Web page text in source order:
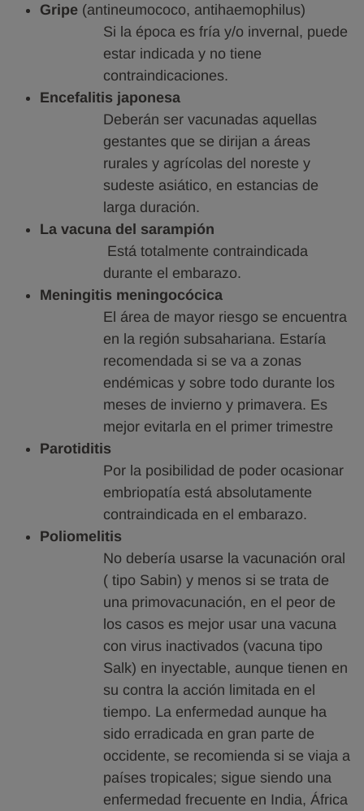
Gripe(antineumococo, antihaemophilus)
Si la época es fría y/o invernal, puede
estar indicada y no tiene
contraindicaciones.
Encefalitis japonesa
Deberán ser vacunadas aquellas
gestantes que se dirijan a áreas
rurales y agrícolas del noreste y
sudeste asiático, en estancias de
larga duración.
La vacuna del sarampión
Está totalmente contraindicada
durante el embarazo.
Meningitis meningocócica
El área de mayor riesgo se encuentra
en la región subsahariana. Estaría
recomendada si se va a zonas
endémicas y sobre todo durante los
meses de invierno y primavera. Es
mejor evitarla en el primer trimestre
Parotiditis
Por la posibilidad de poder ocasionar
embriopatía está absolutamente
contraindicada en el embarazo.
Poliomelitis
No debería usarse la vacunación oral
( tipo Sabin) y menos si se trata de
una primovacunación, en el peor de
los casos es mejor usar una vacuna
con virus inactivados (vacuna tipo
Salk) en inyectable, aunque tienen en
su contra la acción limitada en el
tiempo. La enfermedad aunque ha
sido erradicada en gran parte de
occidente, se recomienda si se viaja a
países tropicales; sigue siendo una
enfermedad frecuente en India, África